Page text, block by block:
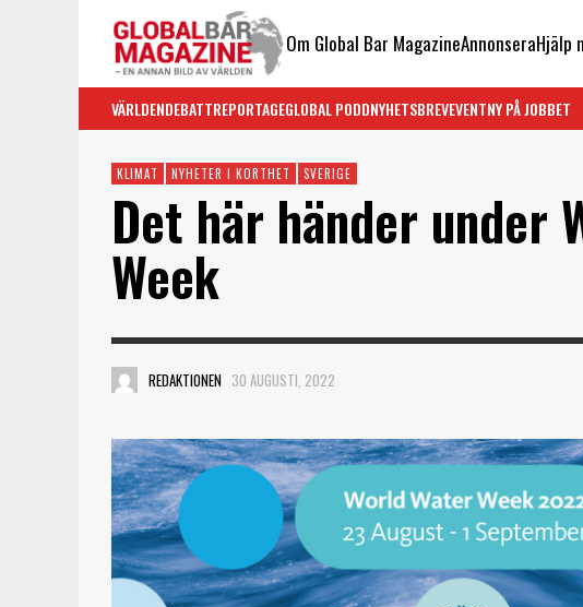
Om Global Bar MagazineAnnonseraHjälp
VÄRLDENDEBATTREPORTAGEGLOBAL PODDNYHETSBREVEVENTNY PÅ JOBBET
KLIMAT NYHETER I KORTHET SVERIGE
Det här händer under
Week
REDAKTIONEN 30 AUGUSTI, 2022